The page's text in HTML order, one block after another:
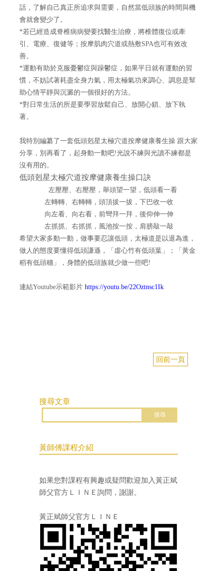
話，了解自己真正所追求與需要，自然當低頭族的時間與機
會就會變少了。
*若已經造成脊椎病病變要找醫生治療，將椎體復位或牽
引、電療、復健等；按摩肌肉穴道或熱敷SPA也可有效改
善。
*運動有助於克服憂鬱症與躁鬱症，如果平日就有運動的習
慣，不妨試著耗盡全身力氣，用太極氣功來調心、調息是幫
助心情平靜與沉澱的一個很好的方法。
*對日常生活的所是要學習放鬆自己、放開心鎖、放下執
著。
我特別編纂了一套低頭剋星太極穴道按摩健康養生操 跟大家
分享，別再看了，起身動一動吧!光說不練與光讀不練都是
沒有用的。
低頭剋星太極穴道按摩健康養生操口訣
左壓壓、右壓壓，舉頭望一望，低頭看一看
左轉轉、右轉轉，頭頂拔一拔，下巴收一收
向左看、向右看，前彎拜一拜，後仰伸一伸
左抓抓、右抓抓，風池按一按，肩膀敲一敲
希望大家多動一動，做事要忍讓低頭，太極道是以退為進，
做人的態度要懂得低頭謙遜，
「虛心竹有低頭葉」
；「黃金
稻有低頭穗」
，身體的低頭族就少做一些吧!
連結Youtube示範影片 https://youtu.be/22Oztnsc1Ik
回前一頁
搜尋文章
黃師傅課程介紹
如果您對課程有興趣或疑問歡迎加入黃正斌
師父官方ＬＩＮＥ詢問，謝謝。
黃正斌師父官方ＬＩＮＥ